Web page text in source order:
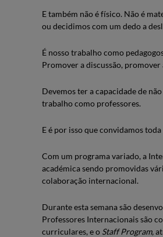
E também não é físico. Não é
ou decidimos com um dedo a
É nosso trabalho como
Promover a discussão,
Devemos ter a capacidade de
trabalho como professores.
E é por isso que convidamos
Com um programa variado, a
académica sendo promovidas
colaboração internacional.
Durante esta semana são
Professores Internacionais são
curriculares, e o Staff Program,